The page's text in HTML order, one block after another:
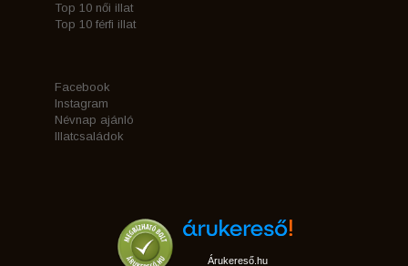
Top 10 női illat
Top 10 férfi illat
Facebook
Instagram
Névnap ajánló
Illatcsaládok
Árukereső.hu